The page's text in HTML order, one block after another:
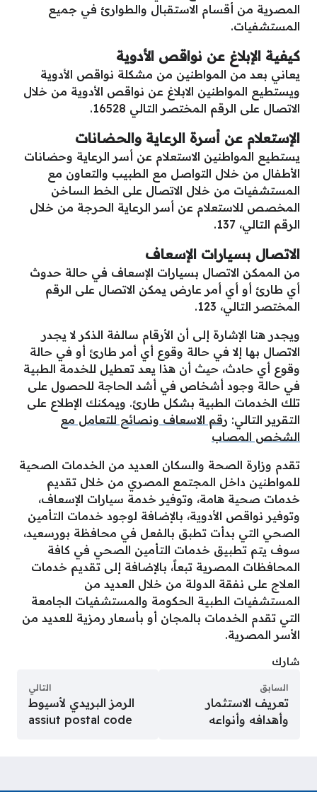
المصرية من أقسام الاستقبال والطوارئ في جميع
المستشفيات.
كيفية الإبلاغ عن نواقص الأدوية
يعاني بعد من المواطنين من مشكلة نواقص الأدوية
ويستطيع المواطنين الابلاغ عن نواقص الأدوية من خلال
الاتصال على الرقم المختصر التالي 16528.
الإستعلام عن أسرة الرعاية والحضانات
يستطيع المواطنين الاستعلام عن أسر الرعاية وحضانات
الأطفال من خلال التواصل مع الطبيب والتعاون مع
المستشفيات من خلال الاتصال على الخط الساخن
المخصص للاستعلام عن أسر الرعاية الحرجة من خلال
الرقم التالي، 137.
الاتصال بسيارات الإسعاف
من الممكن الاتصال بسيارات الإسعاف في حالة حدوث
أي طارئ أو أي أمر عارض يمكن الاتصال على الرقم
المختصر التالي، 123.
ويجدر هنا الإشارة إلى أن الأرقام سالفة الذكر لا يجدر
الاتصال بها إلا في حالة وقوع أي أمر طارئ أو في حالة
وقوع أي حادث، حيث أن هذا يعد تعطيل للخدمة الطبية
في حالة وجود أشخاص في أشد الحاجة للحصول على
تلك الخدمات الطبية بشكل طارئ. ويمكنك الإطلاع على
التقرير التالي: رقم الاسعاف ونصائح للتعامل مع
الشخص المصاب
تقدم وزارة الصحة والسكان العديد من الخدمات الصحية
للمواطنين داخل المجتمع المصري من خلال تقديم
خدمات صحية هامة، وتوفير خدمة سيارات الإسعاف،
وتوفير نواقص الأدوية، بالإضافة لوجود خدمات التأمين
الصحي التي بدأت تطبق بالفعل في محافظة بورسعيد،
سوف يتم تطبيق خدمات التأمين الصحي في كافة
المحافظات المصرية تبعاً، بالإضافة إلى تقديم خدمات
العلاج على نفقة الدولة من خلال العديد من
المستشفيات الطبية الحكومة والمستشفيات الجامعة
التي تقدم الخدمات بالمجان أو بأسعار رمزية للعديد من
الأسر المصرية.
شارك
السابق
تعريف الاستثمار
وأهدافه وأنواعه
التالي
الرمز البريدي لأسيوط
assiut postal code